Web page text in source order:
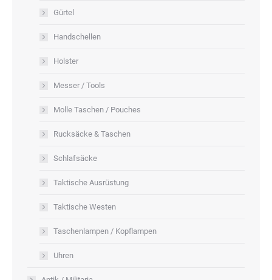
Gürtel
Handschellen
Holster
Messer / Tools
Molle Taschen / Pouches
Rucksäcke & Taschen
Schlafsäcke
Taktische Ausrüstung
Taktische Westen
Taschenlampen / Kopflampen
Uhren